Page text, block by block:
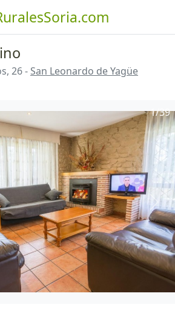
26 - San Leonardo de Yagüe
1/39